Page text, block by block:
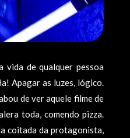
vida de qualquer pessoa
Apagar as luzes, lógico.
de ver aquele filme de
toda, comendo pizza.
coitada da protagonista,